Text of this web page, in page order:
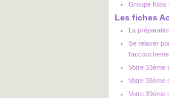
Groupe Kilos
Les fiches
La
Se relaxer
Votre 33ème
Votre 38ème
Votre 39ème